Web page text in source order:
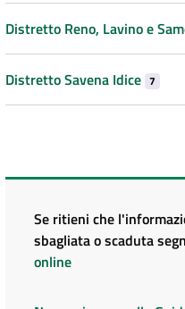
Distretto Reno, Lavino e
Distretto Savena Idice 7
Se ritieni che
sbagliata o scaduta
online